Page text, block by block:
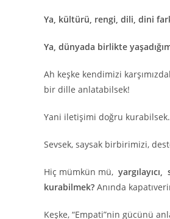
Ya, kültürü, rengi, dili, dini
Ya, dünyada birlikte
Ah keşke kendimizi
bir dille anlatabilsek!
Yani iletişimi doğru kurabilsek.
Sevsek, saysak birbirimizi,
Hiç mümkün mü,
kurabilmek? Anında
Keşke, “Empati”nin gücünü